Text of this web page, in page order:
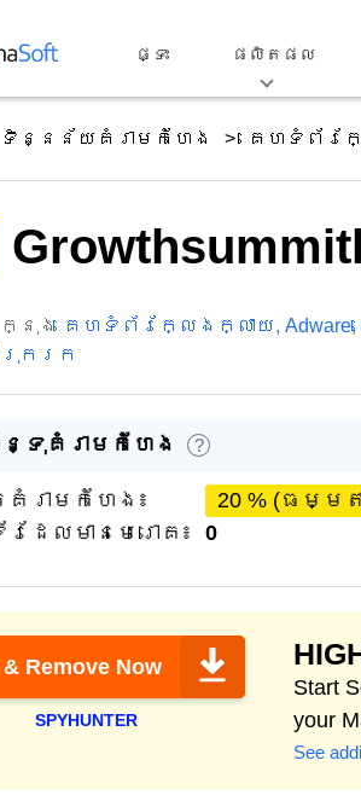
ផ្ទះ ផលិតផល
ន្នន័យគំរាមកំហែង គេហទំព័រក្
ក្នុង គេហទំព័រក្លែងក្លាយ, Adware,
ករក
ន្ទុគំរាមកំហែង ?
រាមកំហែង៖
20 % (ធម្មត
ែលមានមេរោគ៖
0
Remove Now
SPYHUNTER
Start
your
See